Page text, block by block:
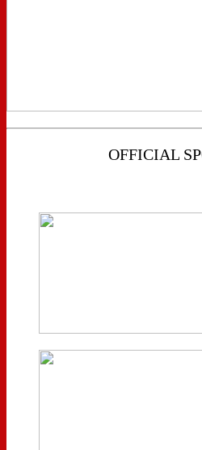
OFFICIAL